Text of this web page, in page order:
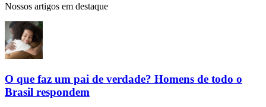
Nossos artigos em destaque
O que faz um pai de verdade? Homens de todo o
Brasil respondem